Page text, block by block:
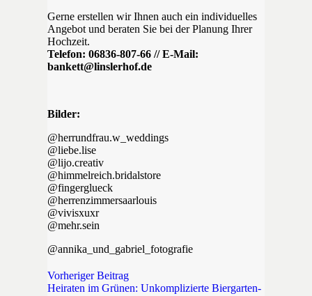
Gerne erstellen wir Ihnen auch ein individuelles
Angebot und beraten Sie bei der Planung Ihrer
Hochzeit.
Telefon: 06836-807-66 // E-Mail:
bankett@linslerhof.de
Bilder:
@herrundfrau.w_weddings
@liebe.lise
@lijo.creativ
@himmelreich.bridalstore
@fingerglueck
@herrenzimmersaarlouis
@vivisxuxr
@mehr.sein
@annika_und_gabriel_fotografie
Vorheriger Beitrag
Heiraten im Grünen: Unkomplizierte Biergarten-